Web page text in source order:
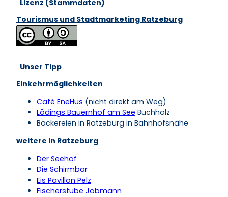
Lizenz (Stammdaten)
Tourismus und Stadtmarketing Ratzeburg
Unser Tipp
Einkehrmöglichkeiten
Café EneHus (nicht direkt am Weg)
Lödings Bauernhof am See Buchholz
Bäckereien in Ratzeburg in Bahnhofsnähe
weitere in Ratzeburg
Der Seehof
Die Schirmbar
Eis Pavillon Pelz
Fischerstube Jobmann